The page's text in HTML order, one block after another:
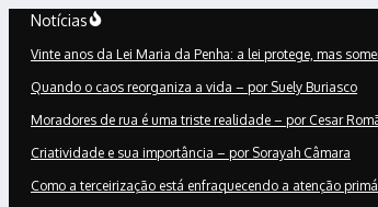
conteúdo
Notícias
Vinte anos da Lei Maria da Penha: a lei protege, mas
Quando o caos reorganiza a vida – por Suely Buriasco
Moradores de rua é uma triste realidade – por Cesar
Criatividade e sua importância – por Sorayah Câmara
Como a terceirização está enfraquecendo a atenção